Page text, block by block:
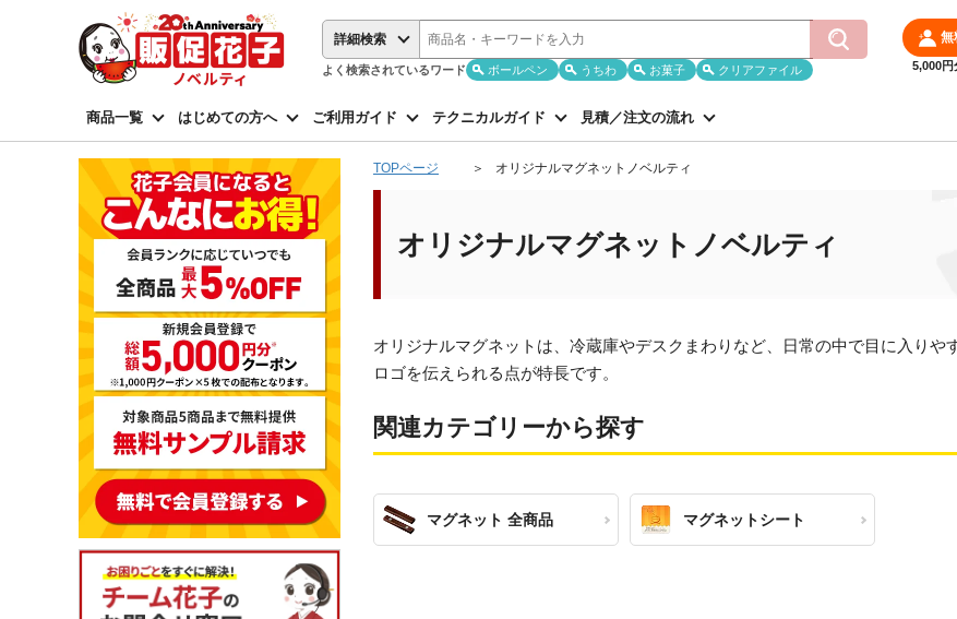
詳細検索
よく検索されているワード ボールペン うちわ お菓子 クリアファイル
無
5,000円
商品一覧 はじめての方へ ご利用ガイド テクニカルガイド 見積／注文の流れ
TOPページ オリジナルマグネットノベルティ
オリジナルマグネットノベルティ
オリジナルマグネットは、冷蔵庫やデスクまわりなど、日常の中で目に入り
ロゴを伝えられる点が特長です。
関連カテゴリーから探す
マグネット 全商品 マグネットシート